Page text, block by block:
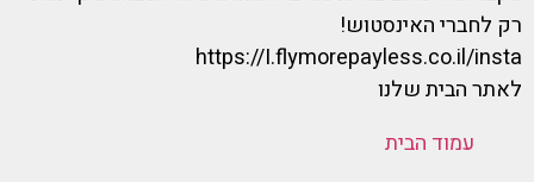
רק לחברי האינסטוש!
https://I.flymorepayless.co.il/insta
לאתר הבית שלנו
עמוד הבית